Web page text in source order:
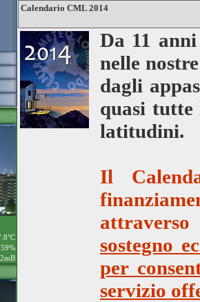
59%
Calendario CML 2014
Da 11
nelle
dagli
quasi tutte
latitudini.
Il
sostegno
per
servizio